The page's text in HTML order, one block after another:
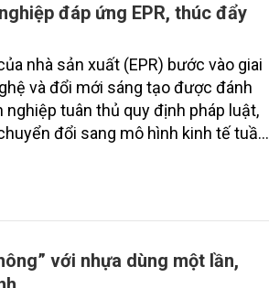
đáp ứng EPR, thúc đẩy
nhà sản xuất (EPR) bước vào giai
và đổi mới sáng tạo được đánh
tuân thủ quy định pháp luật,
đổi sang mô hình kinh tế tuần
với nhựa dùng một lần,